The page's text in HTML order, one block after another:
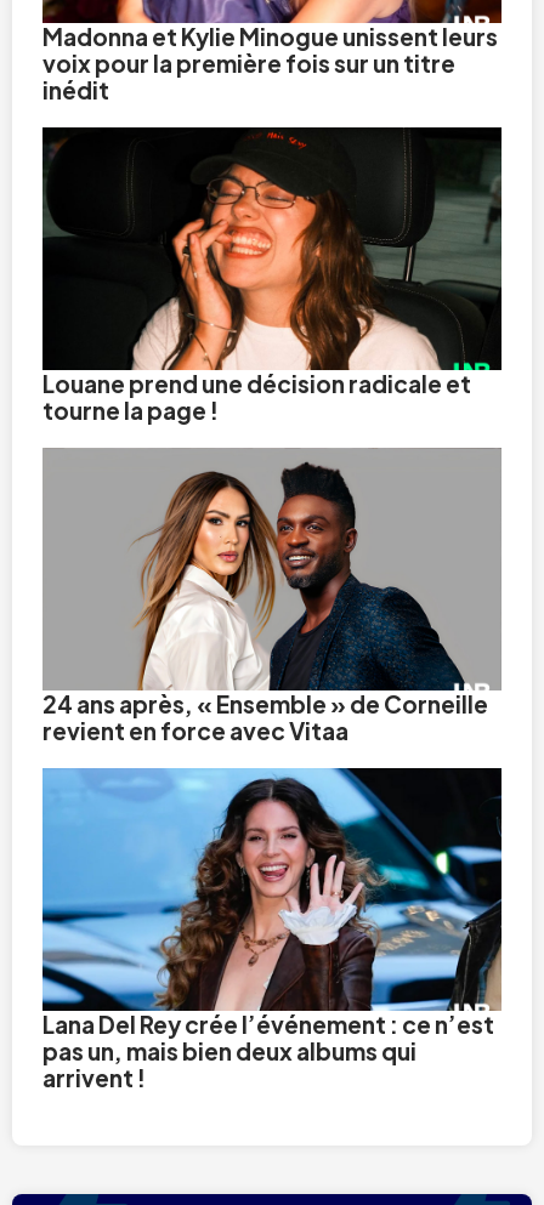
Madonna et Kylie Minogue unissent leurs
voix pour la première fois sur un titre
inédit
Louane prend une décision radicale et
tourne la page !
24 ans après, « Ensemble » de Corneille
revient en force avec Vitaa
Lana Del Rey crée l’événement : ce n’est
pas un, mais bien deux albums qui
arrivent !